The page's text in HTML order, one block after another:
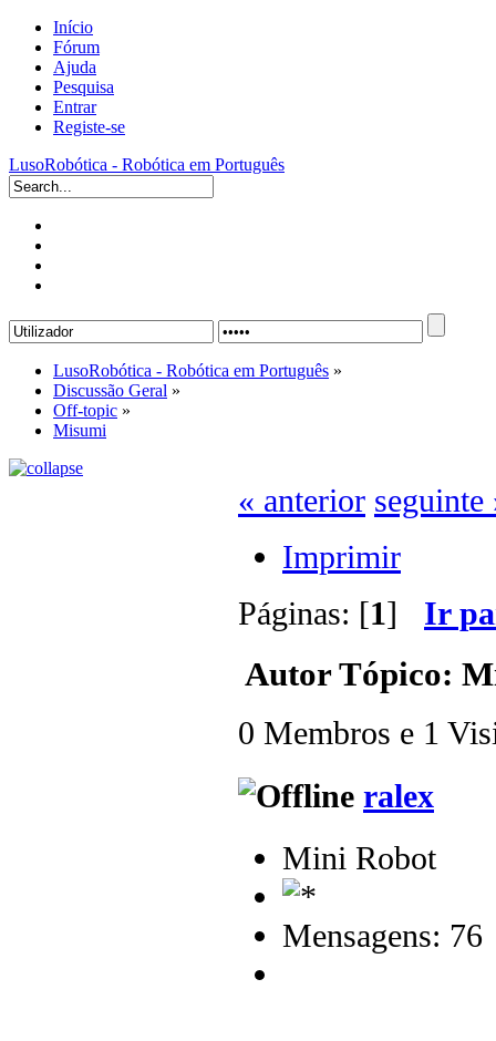
Início
Fórum
Ajuda
Pesquisa
Entrar
Registe-se
LusoRobótica - Robótica em Português
LusoRobótica - Robótica em Português »
Discussão Geral »
Off-topic »
Misumi
« anterior seguinte
Imprimir
Páginas: [1] Ir
AutorTópico:
0 Membros e 1
ralex
Mini Robot
Mensagens: 76